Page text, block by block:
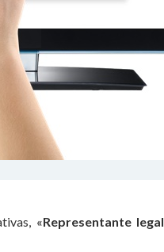
«Representante legal